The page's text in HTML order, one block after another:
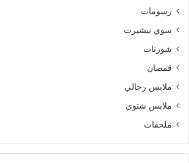
رسومات
سوي تيشيرت
شورتات
قمصان
ملابس رجالي
ملابس شتوي
ملحقات